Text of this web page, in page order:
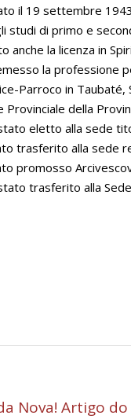
il 19 settembre
studi di primo e
anche la licenza in
la professione
Parroco in
della
eletto alla sede
trasferito alla sede
promosso
trasferito alla
Nova! Artigo